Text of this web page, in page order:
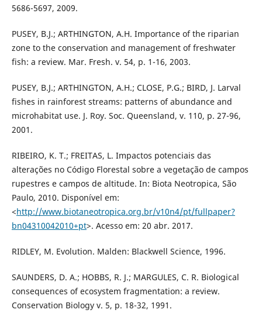
5686-5697, 2009.
PUSEY, B.J.; ARTHINGTON, A.H. Importance of the riparian
zone to the conservation and management of freshwater
fish: a review. Mar. Fresh. v. 54, p. 1-16, 2003.
PUSEY, B.J.; ARTHINGTON, A.H.; CLOSE, P.G.; BIRD, J. Larval
fishes in rainforest streams: patterns of abundance and
microhabitat use. J. Roy. Soc. Queensland, v. 110, p. 27-96,
2001.
RIBEIRO, K. T.; FREITAS, L. Impactos potenciais das
alterações no Código Florestal sobre a vegetação de campos
rupestres e campos de altitude. In: Biota Neotropica, São
Paulo, 2010. Disponível em:
<http://www.biotaneotropica.org.br/v10n4/pt/fullpaper?
bn04310042010+pt>. Acesso em: 20 abr. 2017.
RIDLEY, M. Evolution. Malden: Blackwell Science, 1996.
SAUNDERS, D. A.; HOBBS, R. J.; MARGULES, C. R. Biological
consequences of ecosystem fragmentation: a review.
Conservation Biology v. 5, p. 18-32, 1991.